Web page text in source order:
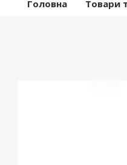
Головна Товари